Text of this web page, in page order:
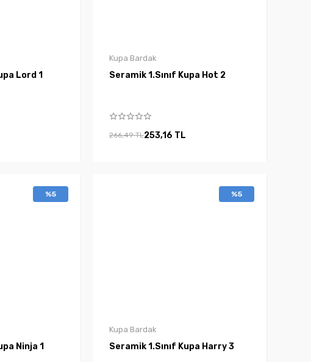
Seramik 1.Sınıf Kupa Lord 1
Kupa Bardak
Seramik 1.Sınıf Kupa Hot 2
266,49 TL253,16 TL
%5
Seramik 1.Sınıf Kupa Ninja 1
%5
Kupa Bardak
Seramik 1.Sınıf Kupa Harry 3